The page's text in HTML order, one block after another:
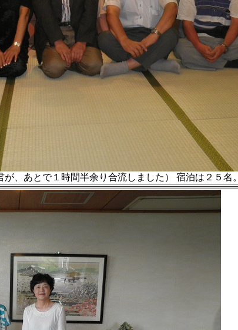
あとで１時間半余り合流しました） 宿泊は２５名。